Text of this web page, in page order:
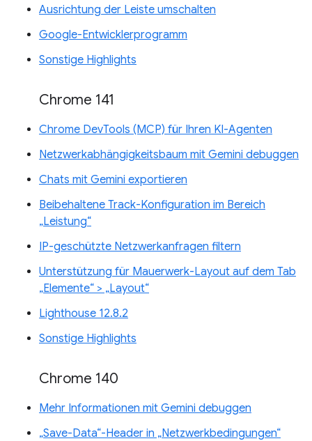
Ausrichtung der Leiste umschalten
Google-Entwicklerprogramm
Sonstige Highlights
Chrome 141
Chrome DevTools (MCP) für Ihren KI-Agenten
Netzwerkabhängigkeitsbaum mit Gemini debuggen
Chats mit Gemini exportieren
Beibehaltene Track-Konfiguration im Bereich
„Leistung“
IP-geschützte Netzwerkanfragen filtern
Unterstützung für Mauerwerk-Layout auf dem Tab
„Elemente“ > „Layout“
Lighthouse 12.8.2
Sonstige Highlights
Chrome 140
Mehr Informationen mit Gemini debuggen
„Save-Data“-Header in „Netzwerkbedingungen“